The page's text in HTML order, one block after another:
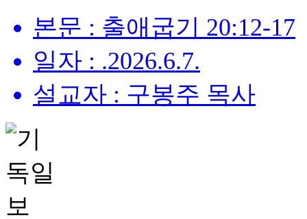
본문 : 출애굽기 20:12-17
일자 : .2026.6.7.
설교자 : 구봉주 목사